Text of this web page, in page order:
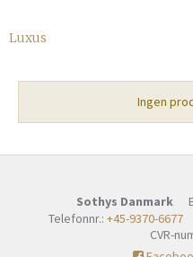
Luxus
Ingen
Sothys Danmark
Telefonnr.: +45-9370-6677
CVR-